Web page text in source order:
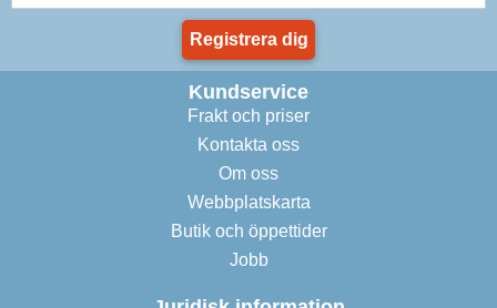
Registrera dig
Kundservice
Frakt och priser
Kontakta oss
Om oss
Webbplatskarta
Butik och öppettider
Jobb